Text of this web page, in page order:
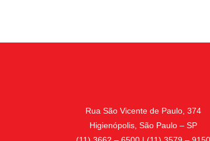
Rua São Vicente de Paulo, 374
Higienópolis, São Paulo – SP